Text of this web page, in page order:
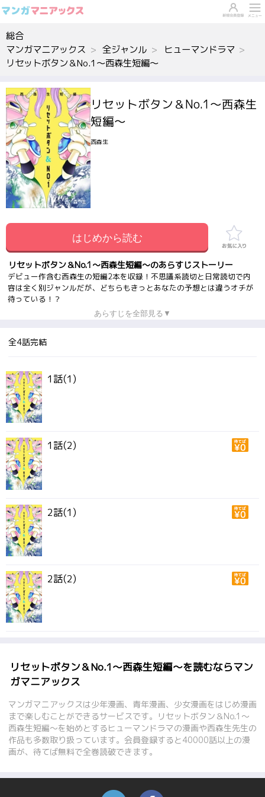
総合
マンガマニアックス
全ジャンル
ヒューマンドラマ
リセットボタン＆No.1～西森生短編～
リセットボタン＆No.1～西森生
短編～
西森生
はじめから読む
リセットボタン＆No.1～西森生短編～のあらすじストーリー
デビュー作含む西森生の短編2本を収録！不思議系読切と日常読切で内
容は全く別ジャンルだが、どちらもきっとあなたの予想とは違うオチが
待っている！？
あらすじを全部見る▼
全4話完結
1話(1)
1話(2)
2話(1)
2話(2)
リセットボタン＆No.1～西森生短編～を読むならマン
ガマニアックス
マンガマニアックスは少年漫画、青年漫画、少女漫画をはじめ漫画
まで楽しむことができるサービスです。リセットボタン＆No.1～
西森生短編～を始めとするヒューマンドラマの漫画や西森生先生の
作品も多数取り扱っています。会員登録すると40000話以上の漫
画が、待てば無料で全巻読破できます。